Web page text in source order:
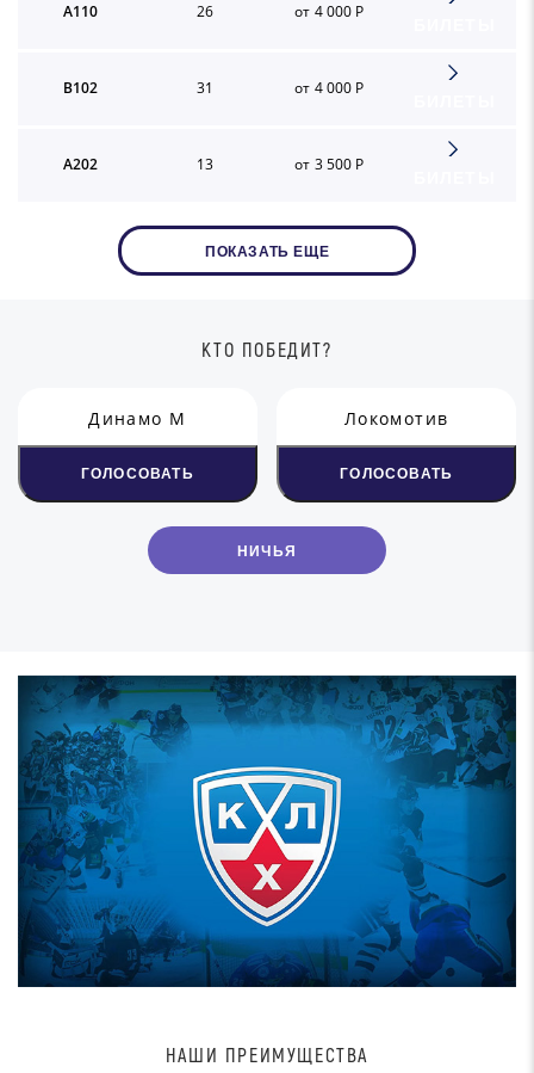
A110 26 от 4 000 Р
B102 31 от 4 000 Р
A202 13 от 3 500 Р
ПОКАЗАТЬ ЕЩЕ
КТО ПОБЕДИТ?
Динамо М
ГОЛОСОВАТЬ
НИЧЬЯ
Локомотив
ГОЛОСОВАТЬ
НАШИ ПРЕИМУЩЕСТВА